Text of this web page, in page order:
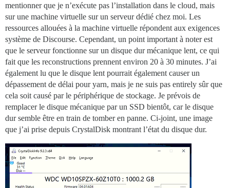
mentionner que je n’exécute pas l’installation dans le cloud, mais
sur une machine virtuelle sur un serveur dédié chez moi. Les
ressources allouées à la machine virtuelle répondent aux exigences
système de Discourse. Cependant, un point important à noter est
que le serveur fonctionne sur un disque dur mécanique lent, ce qui
fait que les reconstructions prennent environ 20 à 30 minutes. J’ai
également lu que le disque lent pourrait également causer un
dépassement de délai pour yarn, mais je ne suis pas entirely sûr que
cela soit causé par le périphérique de stockage. Je prévois de
remplacer le disque mécanique par un SSD bientôt, car le disque
dur semble être en train de tomber en panne. Ci-joint, une image
que j’ai prise depuis CrystalDisk montrant l’état du disque dur.